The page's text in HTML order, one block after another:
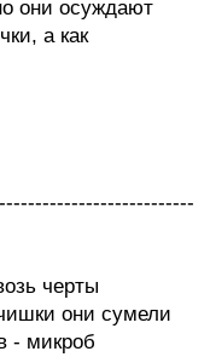
они осуждают
а как
черты
они сумели
- микроб